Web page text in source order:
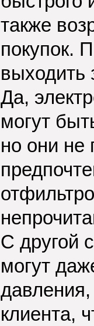
также
покупок.
выходить
Да,
могут
но они не
С другой
могут
клиента,